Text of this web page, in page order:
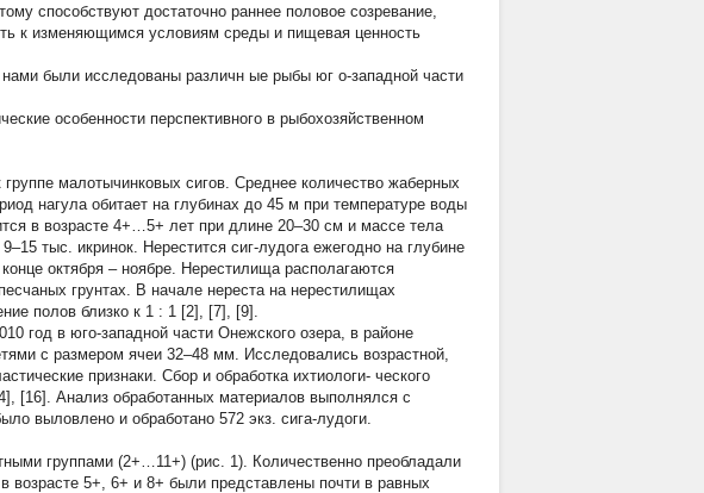
способствуют достаточно раннее половое созревание,
к изменяющимся условиям среды и пищевая ценность
были исследованы различн ые рыбы юг о-западной части
особенности перспективного в рыбохозяйственном
малотычинковых сигов. Среднее количество жаберных
нагула обитает на глубинах до 45 м при температуре воды
в возрасте 4+…5+ лет при длине 20–30 см и массе тела
тыс. икринок. Нерестится сиг-лудога ежегодно на глубине
октября – ноябре. Нерестилища располагаются
грунтах. В начале нереста на нерестилищах
полов близко к 1 : 1 [2], [7], [9].
год в юго-западной части Онежского озера, в районе
с размером ячеи 32–48 мм. Исследовались возрастной,
признаки. Сбор и обработка ихтиологи- ческого
[16]. Анализ обработанных материалов выполнялся с
выловлено и обработано 572 экз. сига-лудоги.
группами (2+…11+) (рис. 1). Количественно преобладали
возрасте 5+, 6+ и 8+ были представлены почти в равных